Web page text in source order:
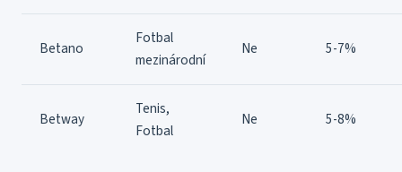
Betano
Fotbal
mezinárodní
Ne 5-7%
Betway
Tenis,
Fotbal
Ne 5-8%